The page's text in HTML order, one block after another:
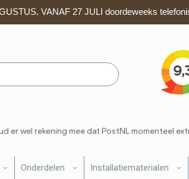
VANAF 27 JULI doordeweeks
er wel rekening mee dat PostNL momenteel
Onderdelen Installatiematerialen